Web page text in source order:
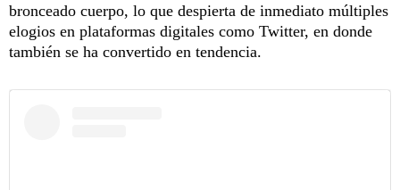
bronceado cuerpo, lo que despierta de inmediato múltiples
elogios en plataformas digitales como Twitter, en donde
también se ha convertido en tendencia.